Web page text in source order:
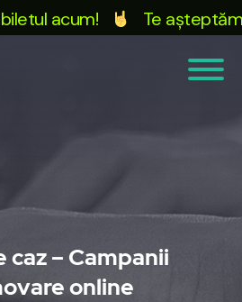
Te așteptăm la Conferința
caz – Campanii
online